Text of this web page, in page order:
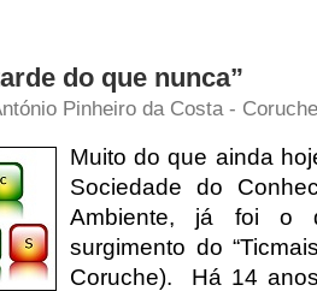
do que nunca”
Pinheiro da Costa -
Muito do que ainda
Sociedade do
Ambiente, já foi o
surgimento do
Coruche). Há 14